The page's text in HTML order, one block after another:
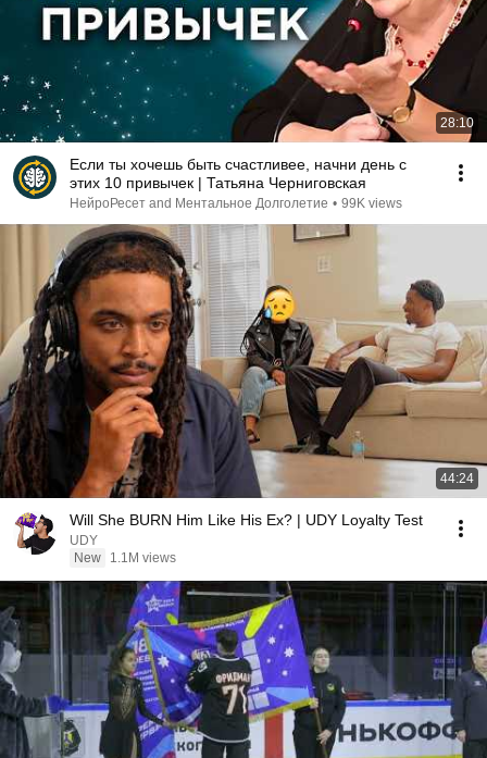
28:10
Если ты хочешь быть счастливее, начни день с
этих 10 привычек | Татьяна Черниговская
НейроРесет and Ментальное Долголетие • 99K views
44:24
Will She BURN Him Like His Ex? | UDY Loyalty Test
UDY
New
1.1M views